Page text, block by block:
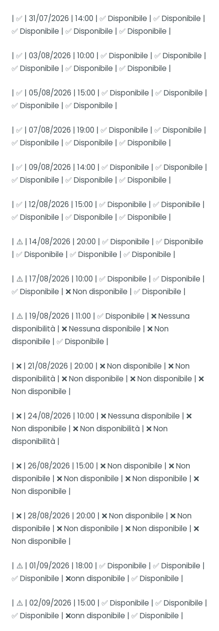
| ✅ | 31/07/2026 | 14:00 | ✅ Disponibile | ✅ Disponibile |
✅ Disponibile | ✅ Disponibile | ✅ Disponibile |
| ✅ | 03/08/2026 | 10:00 | ✅ Disponibile | ✅ Disponibile |
✅ Disponibile | ✅ Disponibile | ✅ Disponibile |
| ✅ | 05/08/2026 | 15:00 | ✅ Disponibile | ✅ Disponibile |
✅ Disponibile | ✅ Disponibile |
| ✅ | 07/08/2026 | 19:00 | ✅ Disponibile | ✅ Disponibile |
✅ Disponibile | ✅ Disponibile | ✅ Disponibile |
| ✅ | 09/08/2026 | 14:00 | ✅ Disponibile | ✅ Disponibile |
✅ Disponibile | ✅ Disponibile | ✅ Disponibile |
| ✅ | 12/08/2026 | 15:00 | ✅ Disponibile | ✅ Disponibile |
✅ Disponibile | ✅ Disponibile | ✅ Disponibile |
| ⚠️ | 14/08/2026 | 20:00 | ✅ Disponibile | ✅ Disponibile
| ✅ Disponibile | ✅ Disponibile | ✅ Disponibile |
| ⚠️ | 17/08/2026 | 10:00 | ✅ Disponibile | ✅ Disponibile |
✅ Disponibile | ❌ Non disponibile | ✅ Disponibile |
| ⚠️ | 19/08/2026 | 11:00 | ✅ Disponibile | ❌ Nessuna
disponibilità | ❌ Nessuna disponibile | ❌ Non
disponibile | ✅ Disponibile |
| ❌ | 21/08/2026 | 20:00 | ❌ Non disponibile | ❌ Non
disponibilità | ❌ Non disponibile | ❌ Non disponibile | ❌
Non disponibile |
| ❌ | 24/08/2026 | 10:00 | ❌ Nessuna disponibile | ❌
Non disponibile | ❌ Non disponibilità | ❌ Non
disponibilità |
| ❌ | 26/08/2026 | 15:00 | ❌ Non disponibile | ❌ Non
disponibile | ❌ Non disponibile | ❌ Non disponibile | ❌
Non disponibile |
| ❌ | 28/08/2026 | 20:00 | ❌ Non disponibile | ❌ Non
disponibile | ❌ Non disponibile | ❌ Non disponibile | ❌
Non disponibile |
| ⚠️ | 01/09/2026 | 18:00 | ✅ Disponibile | ✅ Disponibile |
✅ Disponibile | ❌onn disponibile | ✅ Disponibile |
| ⚠️ | 02/09/2026 | 15:00 | ✅ Disponibile | ✅ Disponibile |
✅ Disponibile | ❌onn disponibile | ✅ Disponibile |